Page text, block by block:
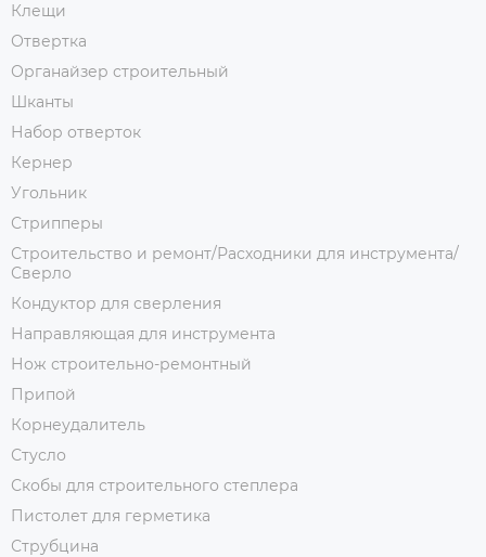
Клещи
Отвертка
Органайзер строительный
Шканты
Набор отверток
Кернер
Угольник
Стрипперы
Строительство и ремонт/Расходники для инструмента/
Сверло
Кондуктор для сверления
Направляющая для инструмента
Нож строительно-ремонтный
Припой
Корнеудалитель
Стусло
Скобы для строительного степлера
Пистолет для герметика
Струбцина